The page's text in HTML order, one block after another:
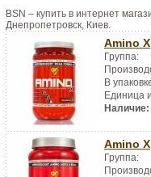
BSN – купить в интернет
Днепропетровск, Киев.
Amino X
Группа:
В
Единица
Наличие:
Amino X
Группа: